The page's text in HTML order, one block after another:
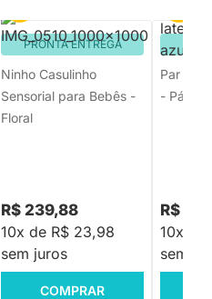
PRONTA ENTREGA
Ninho Casulinho
Sensorial para Bebês -
Floral
R$ 239,88
10x de R$ 23,98
sem juros
COMPRAR
Par de
-
R$
10x de
sem